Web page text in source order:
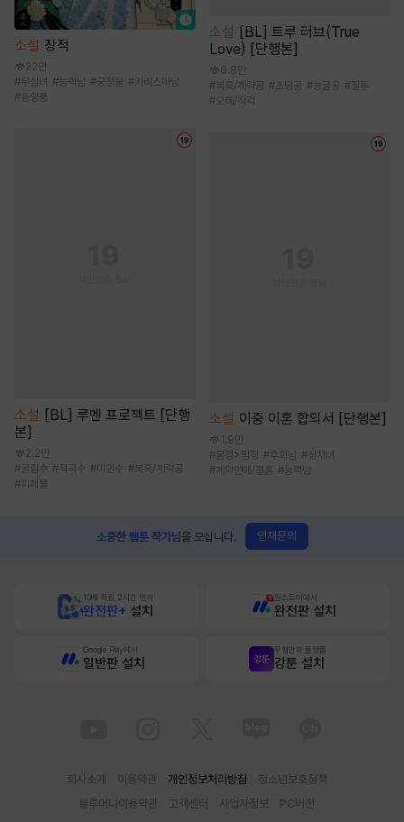
소설 장적
22만
#무심녀 #능력남 #궁정물 #카리스마남
#동양풍
소설
[BL] 루멘 프로젝트 [단행
본]
2.2만
#굴림수 #적극수 #미인수 #복흑/계략공
#피폐물
소설 [BL] 트루 러브(True
Love) [단행본]
6.8만
#복흑/계략공 #초딩공 #능글공 #질투
#오해/착각
소설 이중 이혼 합의서 [단행본]
1.9만
#몸정>맘정 #후회남 #상처녀
#계약연애/결혼 #능력남
소중한 웹툰 작가님을 모십니다. 연재문의
10배 적립, 2시간 먼저
완전판+ 설치
원스토어에서
완전판 설치
Google Play에서
일반판 설치
무협만화 플랫폼
강툰 설치
회사소개 이용약관 개인정보처리방침
청소년보호정책
블루머니이용약관
고객센터 사업자정보 PC버전